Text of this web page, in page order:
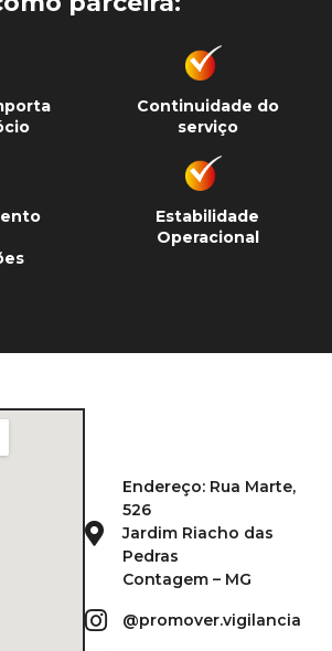
Continuidade do
serviço
Estabilidade
Operacional
Endereço: Rua Marte,
526
Jardim Riacho das
Pedras
Contagem – MG
@promover.vigilancia